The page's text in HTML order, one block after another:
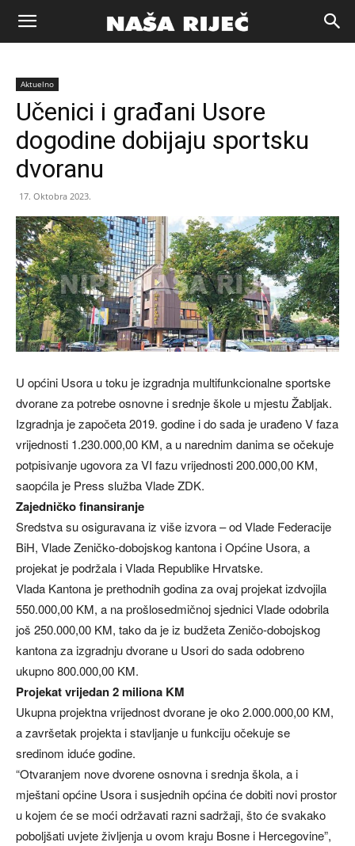
Naša
riječ
Zenica
Aktuelno
Učenici i građani Usore
dogodine dobijaju sportsku
dvoranu
17. Oktobra 2023.
U općini Usora u toku je izgradnja multifunkcionalne sportske
dvorane za potrebe osnovne i srednje škole u mjestu Žabljak.
Izgradnja je započeta 2019. godine i do sada je urađeno V faza
vrijednosti 1.230.000,00 KM, a u narednim danima se očekuje
potpisivanje ugovora za VI fazu vrijednosti 200.000,00 KM,
saopćila je Press služba Vlade ZDK.
Zajedničko finansiranje
Sredstva su osiguravana iz više izvora – od Vlade Federacije
BiH, Vlade Zeničko-dobojskog kantona i Općine Usora, a
projekat je podržala i Vlada Republike Hrvatske.
Vlada Kantona je prethodnih godina za ovaj projekat izdvojila
550.000,00 KM, a na prošlosedmičnoj sjednici Vlade odobrila
još 250.000,00 KM, tako da je iz budžeta Zeničo-dobojskog
kantona za izgradnju dvorane u Usori do sada odobreno
ukupno 800.000,00 KM.
Projekat vrijedan 2 miliona KM
Ukupna projektna vrijednost dvorane je oko 2.000.000,00 KM,
a završetak projekta i stavljanje u funkciju očekuje se
sredinom iduće godine.
“Otvaranjem nove dvorene osnovna i srednja škola, a i
mještani općine Usora i susjednih općina će dobiti novi prostor
u kojem će se moći održavati razni sadržaji, što će svakako
poboljšati uvjete življenja u ovom kraju Bosne i Hercegovine”,